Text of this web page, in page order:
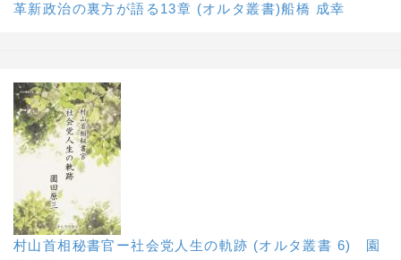
革新政治の裏方が語る13章 (オルタ叢書)船橋 成幸
村山首相秘書官ー社会党人生の軌跡 (オルタ叢書 6) 園